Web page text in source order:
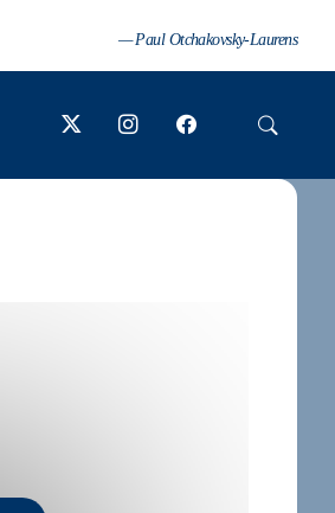
— Paul Otchakovsky-Laurens